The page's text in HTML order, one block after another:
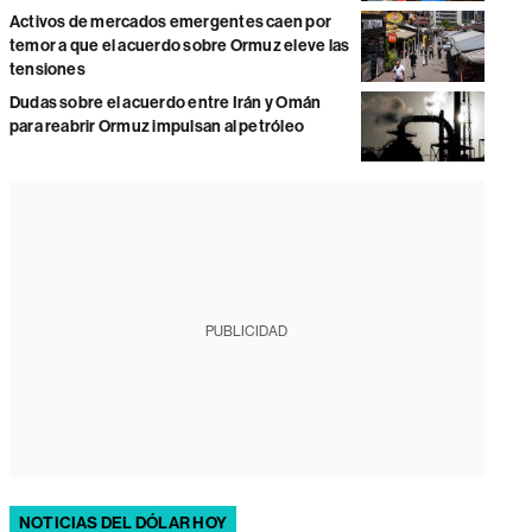
Activos de mercados emergentes caen por
temor a que el acuerdo sobre Ormuz eleve las
tensiones
Dudas sobre el acuerdo entre Irán y Omán
para reabrir Ormuz impulsan al petróleo
PUBLICIDAD
NOTICIAS DEL DÓLAR HOY